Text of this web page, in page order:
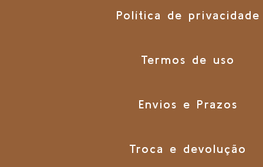
Política de privacidade
Termos de uso
Envios e Prazos
Troca e devolução